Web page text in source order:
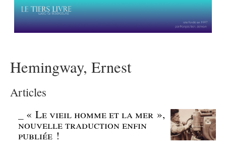
Hemingway, Ernest
Articles
« Le vieil homme et la mer »,
nouvelle traduction enfin
publiée !